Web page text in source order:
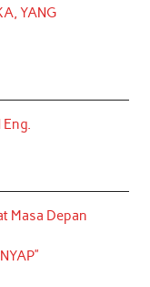
YANG
Eng.
Masa Depan